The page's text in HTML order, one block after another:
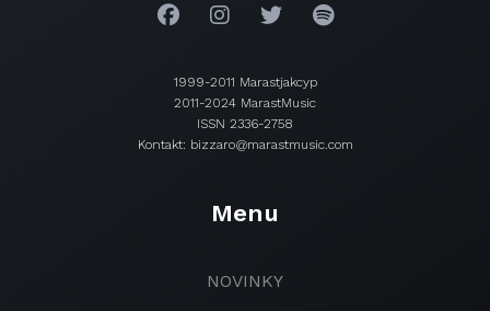
1999-2011 Marastjakcyp
2011-2024 MarastMusic
ISSN 2336-2758
Kontakt: bizzaro@marastmusic.com
Menu
NOVINKY